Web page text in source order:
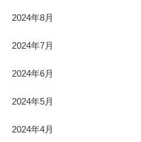
2024年8月
2024年7月
2024年6月
2024年5月
2024年4月